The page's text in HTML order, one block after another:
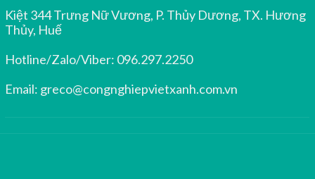
Kiệt 344 Trưng Nữ Vương, P. Thủy Dương, TX. Hương
Thủy, Huế
Hotline/Zalo/Viber: 096.297.2250
Email: greco@congnghiepvietxanh.com.vn